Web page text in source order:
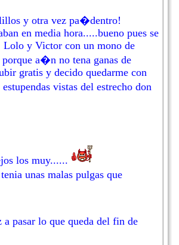
y otra vez pa�dentro!
en media hora.....bueno pues se
Lolo y Victor con un mono de
a�n no tena ganas de
gratis y decido quedarme con
vistas del estrecho don
los muy......
unas malas pulgas que
pasar lo que queda del fin de